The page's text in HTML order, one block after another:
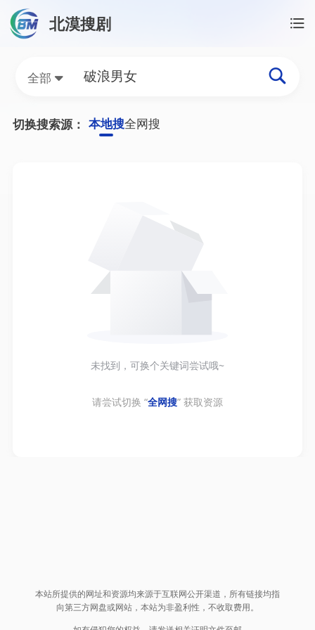
北漠搜剧
全部
破浪男女网盘资源搜索结果
切换搜索源： 本地搜全网搜
未找到，可换个关键词尝试哦~
请尝试切换 “全网搜” 获取资源
本站所提供的网址和资源均来源于互联网公开渠道，所有链接均指
向第三方网盘或网站，本站为非盈利性，不收取费用。